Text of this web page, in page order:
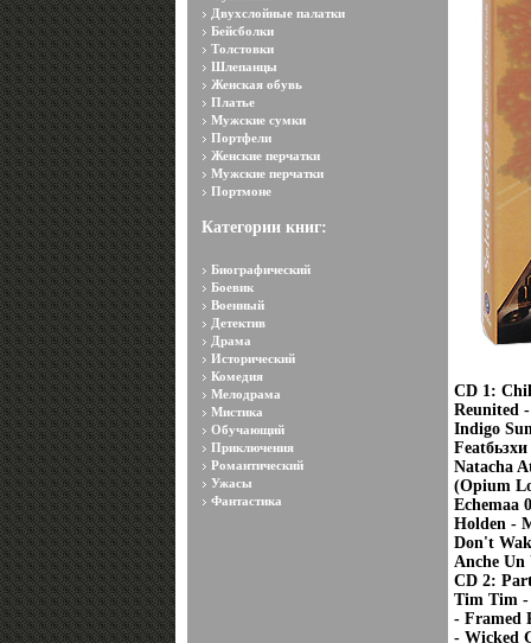
Двухслойные палатки
Бейсболки
Толстовки
Шлепанцы
Женская обувь
Платье
Мужские сумки
Портфели
Женские перчатки
Мужские перчатки
Портмоне
Категории книг:
Биографический
Боевик
Военный
Детектив
Драма
Исторический
Комедия
Мелодрама
Мистика
Обучающий
Приключения
Романтический
Ужасы
Фантастика
CD 1:
Reunited
Indigo
Natacha
(Opium
Echemaa
Holden -
Don't
Anche Un
CD 2:
Tim Tim -
- Framed
- Wicked